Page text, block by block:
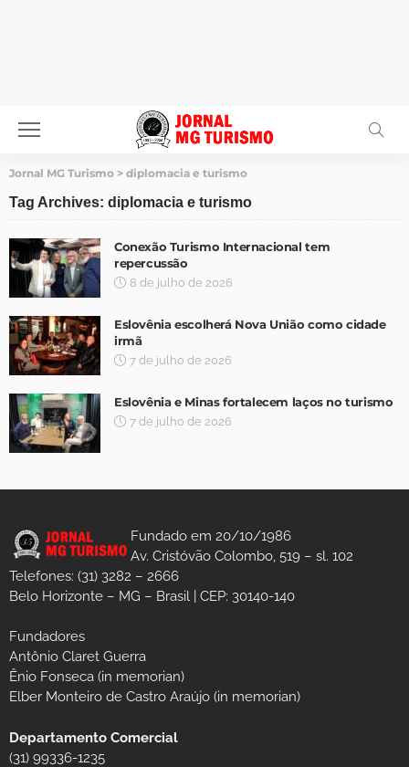
Jornal MG Turismo > diplomacia e turismo
Tag Archives: diplomacia e turismo
Conexão Turismo Internacional tem
repercussão
8 de julho de 2026
Eslovênia escolherá Nova União como cidade
irmã
7 de julho de 2026
Eslovênia e Minas fortalecem laços no turismo
7 de julho de 2026
Fundado em 20/10/1986
Av. Cristóvão Colombo, 519 – sl. 102
Telefones: (31) 3282 – 2666
Belo Horizonte – MG – Brasil | CEP: 30140-140
Fundadores
Antônio Claret Guerra
Ênio Fonseca (in memorian)
Elber Monteiro de Castro Araújo (in memorian)
Departamento Comercial
(31) 99336-1235